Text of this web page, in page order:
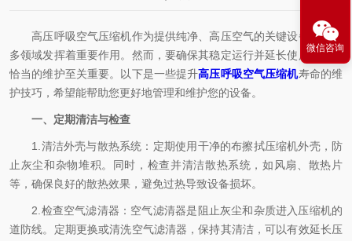
高压呼吸空气压缩机作为提供纯净、高压空气的关键设备，在诸
多领域发挥着重要作用。然而，要确保其稳定运行并延长使用寿命，
恰当的维护至关重要。以下是一些提升高压呼吸空气压缩机寿命的维
护技巧，希望能帮助您更好地管理和维护您的设备。
一、定期清洁与检查
1.清洁外壳与散热系统：定期使用干净的布擦拭压缩机外壳，防
止灰尘和杂物堆积。同时，检查并清洁散热系统，如风扇、散热片
等，确保良好的散热效果，避免过热导致设备损坏。
2.检查空气滤清器：空气滤清器是阻止灰尘和杂质进入压缩机的
道防线。定期更换或清洗空气滤清器，保持其清洁，可以有效延长压
微信咨询